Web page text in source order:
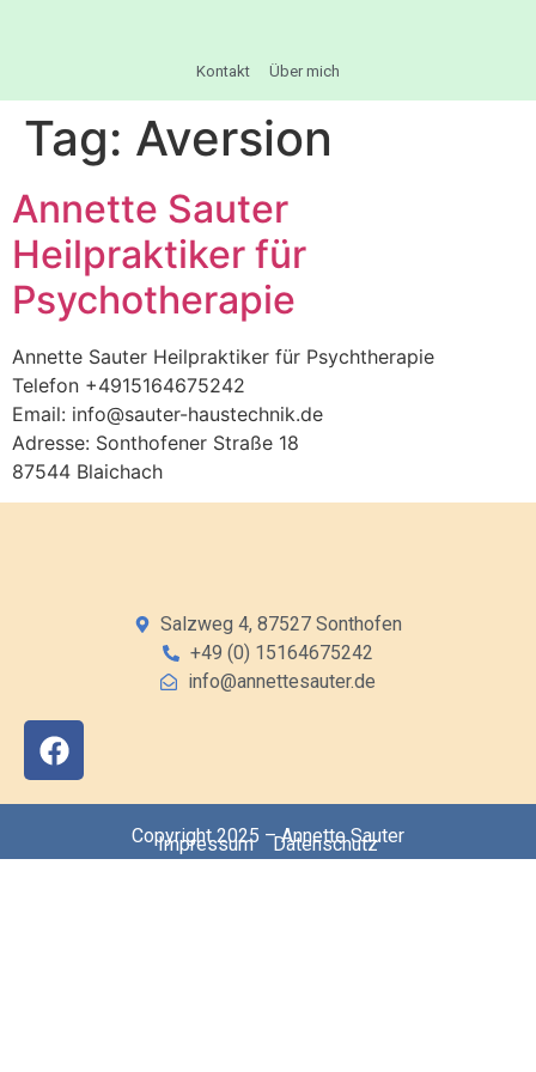
Kontakt Über mich
Tag: Aversion
Annette Sauter
Heilpraktiker für
Psychotherapie
Annette Sauter Heilpraktiker für Psychtherapie
Telefon +4915164675242
Email: info@sauter-haustechnik.de
Adresse: Sonthofener Straße 18
87544 Blaichach
Salzweg 4, 87527 Sonthofen
+49 (0) 15164675242
info@annettesauter.de
Copyright 2025 – Annette Sauter
Impressum Datenschutz